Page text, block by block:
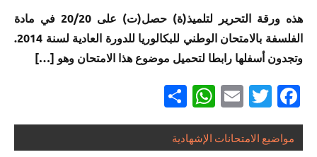
الكهربائية
إنجازات
متميزة في
الموحد
مسلك العلوم
للبكالوريا
مسلك
العلوم
خيار لغة
فرنسية
إنجازات
العلوم
الرياضية
ب
متميزة
الامتحان
الموحد
العلوم
الرياضية
متميزة
الامتحان
الموحد
مسلك
العلوم
الرياضية
إنجازات
الامتحان
الموحد
الوطني
للبكالوريا
المسالك
متميزة
في
هذه ورقة التحرير لتلميذ(ة) حصل(ت) على 20/20 في مادة
الفلسفة بالامتحان الوطني للبكالوريا للدورة العادية لسنة 2014.
وتجدون أسفلها رابطا لتحميل موضوع هذا الامتحان وهو […]
Facebook
Twitter
Email
WhatsApp
إنجازات
مواضيع الامتحانات الإشهادية